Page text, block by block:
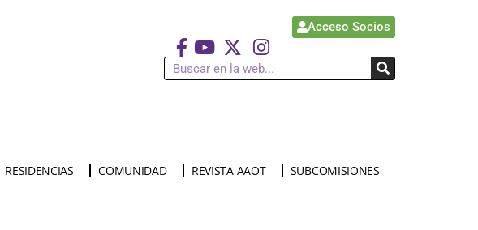
Acceso Socios
RESIDENCIAS COMUNIDAD REVISTA AAOT SUBCOMISIONES